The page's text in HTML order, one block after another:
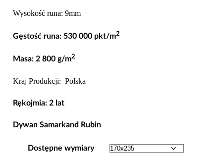
Wysokość runa: 9mm
Gęstość runa: 530 000 pkt/m2
Masa: 2 800 g/m2
Kraj Produkcji: Polska
Rękojmia: 2 lat
Dywan Samarkand Rubin
Dostępne wymiary